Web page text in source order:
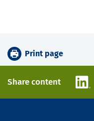
Print page
Share content